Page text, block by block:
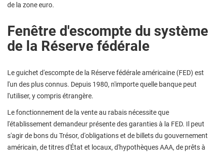
de la zone euro.
Fenêtre d'escompte du système
de la Réserve fédérale
Le guichet d'escompte de la Réserve fédérale américaine (FED) est
l'un des plus connus. Depuis 1980, n'importe quelle banque peut
l'utiliser, y compris étrangère.
Le fonctionnement de la vente au rabais nécessite que
l'établissement demandeur présente des garanties à la FED. Il peut
s'agir de bons du Trésor, d'obligations et de billets du gouvernement
américain, de titres d'État et locaux, d'hypothèques AAA, de prêts à